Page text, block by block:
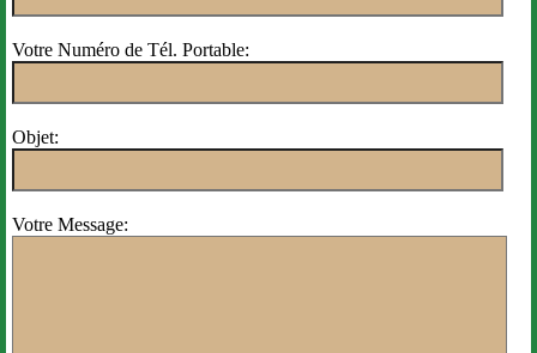
Votre Numéro de Tél. Portable:
Objet:
Votre Message: